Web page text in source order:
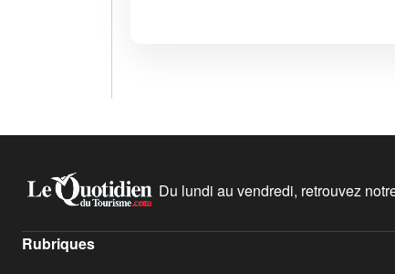
Du lundi au vendredi, retrouvez
Rubriques